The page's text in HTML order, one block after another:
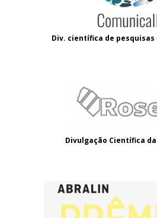
Div. científica de pesquisas
Divulgação Científica